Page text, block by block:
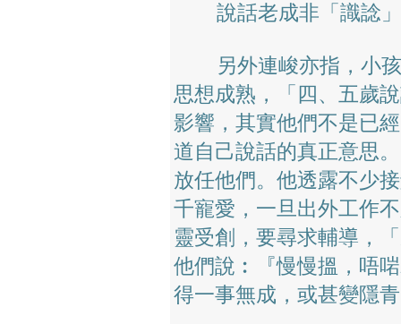
說話老成非「識諗」
另外連峻亦指，小孩
思想成熟，「四、五歲
影響，其實他們不是已
道自己說話的真正意思
放任他們。他透露不少
千寵愛，一旦出外工作
靈受創，要尋求輔導，
他們說︰『慢慢搵，唔
得一事無成，或甚變隱